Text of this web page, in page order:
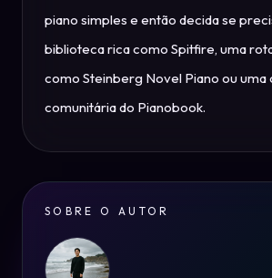
piano simples e então decida se
biblioteca rica como Spitfire, uma
como Steinberg Novel Piano ou uma
comunitária do Pianobook.
SOBRE O AUTOR